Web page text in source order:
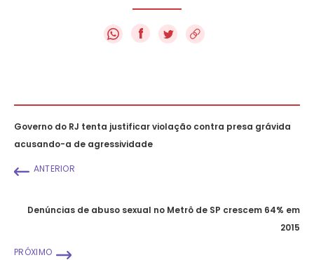
f
Governo do RJ tenta justificar violação contra presa grávida
acusando-a de agressividade
ANTERIOR
Denúncias de abuso sexual no Metrô de SP crescem 64% em
2015
PRÓXIMO